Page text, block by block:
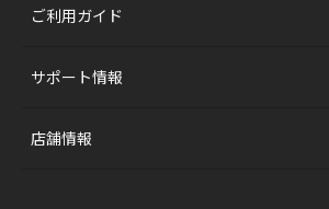
ご利用ガイド
サポート情報
店舗情報